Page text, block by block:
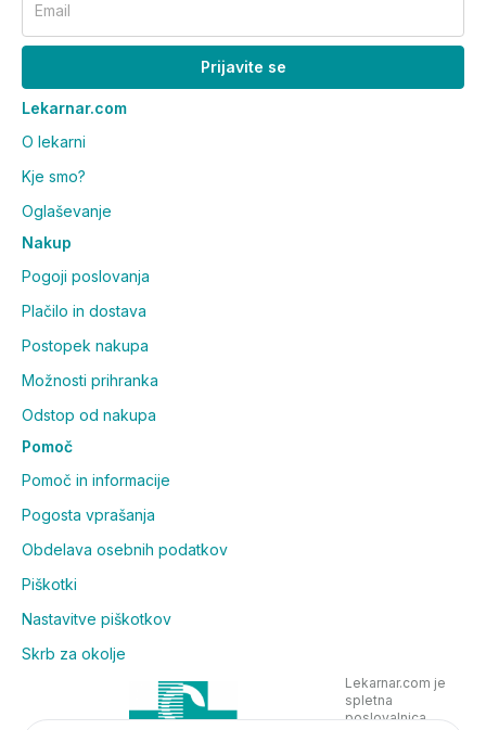
Email
Prijavite se
Lekarnar.com
O lekarni
Kje smo?
Oglaševanje
Nakup
Pogoji poslovanja
Plačilo in dostava
Postopek nakupa
Možnosti prihranka
Odstop od nakupa
Pomoč
Pomoč in informacije
Pogosta vprašanja
Obdelava osebnih podatkov
Piškotki
Nastavitve piškotkov
Skrb za okolje
Lekarnar.com je
spletna
poslovalnica